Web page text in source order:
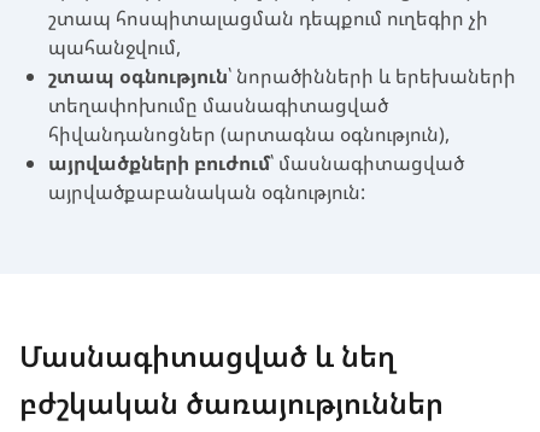
շտապ հոսպիտալացման դեպքում ուղեգիր չի
պահանջվում,
շտապ օգնություն՝ նորածինների և երեխաների
տեղափոխումը մասնագիտացված
հիվանդանոցներ (արտագնա օգնություն),
այրվածքների բուժում՝ մասնագիտացված
այրվածքաբանական օգնություն:
Մասնագիտացված և նեղ
բժշկական ծառայություններ